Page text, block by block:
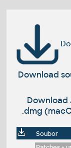
Download
Download
.dmg
Soubor